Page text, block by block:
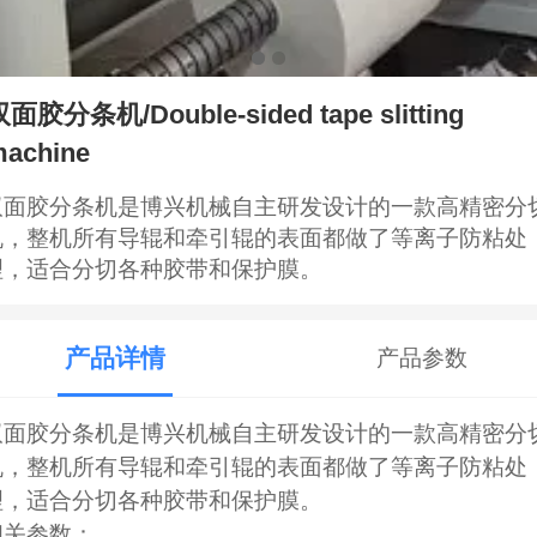
面胶分条机/Double-sided tape slitting
胶分条机是博兴机械自主研发设计的一款高精密分
整机所有导辊和牵引辊的表面都做了等离子防粘处
适合分切各种胶带和保护膜。
产品详情 产品参数
胶分条机是博兴机械自主研发设计的一款高精密分
整机所有导辊和牵引辊的表面都做了等离子防粘处
适合分切各种胶带和保护膜。